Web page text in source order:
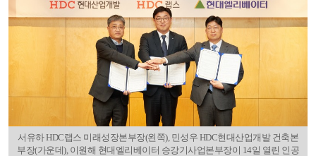
서유하 HDC랩스 미래성장본부장(왼쪽), 민성우 HDC현대산업개발 건축본
부장(가운데), 이원해 현대엘리베이터 승강기사업본부장이 14일 열린 인공